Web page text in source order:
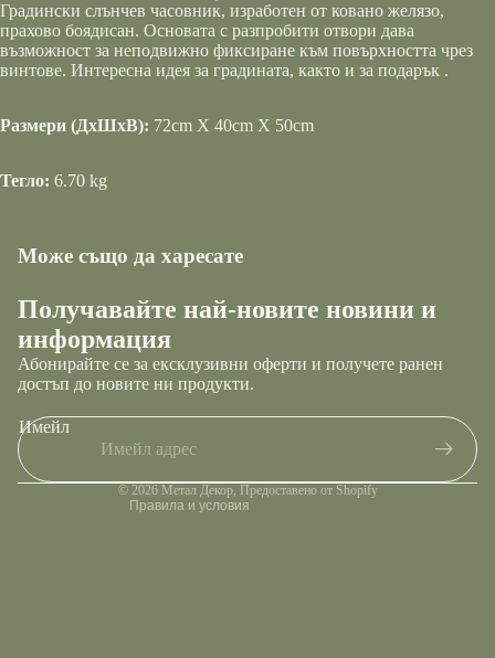
Още
Градински слънчев часовник, изработен от ковано желязо,
прахово боядисан. Основата с разпробити отвори дава
възможност за неподвижно фиксиране към повърхността чрез
винтове. Интересна идея за градината, както и за подарък .
Размери (ДxШxВ): 72cm X 40cm X 50cm
Тегло: 6.70 kg
Може също да харесате
Получавайте най-новите новини и
информация
Абонирайте се за ексклузивни оферти и получете ранен
достъп до новите ни продукти.
Имейл
© 2026 Метал Декор, Предоставено от Shopify
Правила и условия
Правила за повелителност
Условия за използване на услугата
Правила за възстановяване на суми
Правила за извършване на доставка